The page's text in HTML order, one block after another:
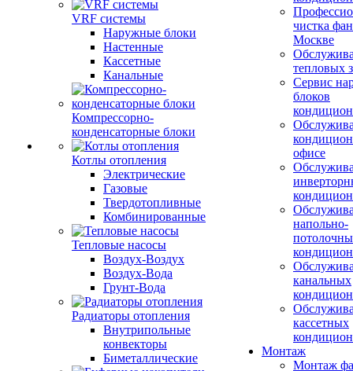
VRF системы
Наружные блоки
Настенные
Кассетные
Канальные
Компрессорно-
конденсаторные блоки
Котлы отопления
Электрические
Газовые
Твердотопливные
Комбинированные
Тепловые насосы
Воздух-Воздух
Воздух-Вода
Грунт-Вода
Радиаторы отопления
Внутрипольные
конвекторы
Биметаллические
чистка
Москве
тепловых
Сервис
блоков
офисе
напольно-
канальных
кассетных
Монтаж
Монтаж